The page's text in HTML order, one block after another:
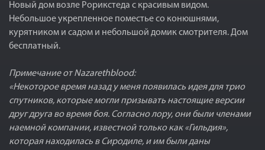
Новый дом возле Рорикстеда с красивым видом.
Небольшое укрепленное поместье со конюшнями,
курятником и садом и небольшой домик смотрителя. Дом
бесплатный.
Примечание от Nazarethblood:
«Некоторое время назад у меня появилась идея для трио
спутников, которые могли призывать настоящие версии
друг друга во время боя. Согласно лору, они были членами
наемной компании, известной только как «Гильдия»,
которая находилась в Сиродиле, и им были даны